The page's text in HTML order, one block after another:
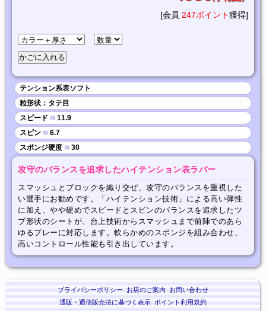
[会員 247ポイント獲得]
テンション系表ソフト
粒形状：タテ目
スピード ■ 11.9
スピン ■ 6.7
スポンジ硬度 ■ 30
攻守のバランスを追求したハイテンション表ラバー
スマッシュとブロックを織り交ぜ、攻守のバランスを重視した
い選手にお勧めです。「ハイテンション技術」による高い弾性
に加え、やや硬めでスピードとスピンのバランスを追求したツ
ブ形状のシートが、台上技術からスマッシュまで前陣でのあら
ゆるプレーに対応します。軟らかめのスポンジを組み合わせ、
高いコントロール性能も引き出しています。
プライバシーポリシー お店のご案内 お問い合わせ
通販・通信販売法に基づく表示 ポイント利用規約